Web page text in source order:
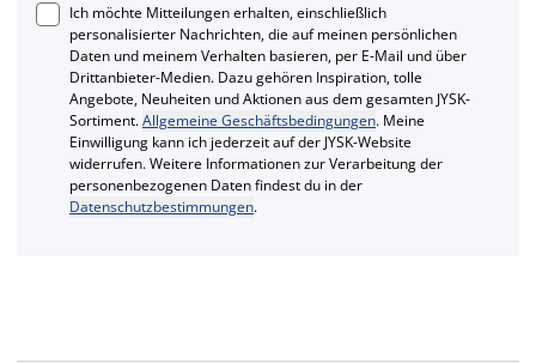
Ich möchte Mitteilungen erhalten, einschließlich
personalisierter Nachrichten, die auf meinen persönlichen
Daten und meinem Verhalten basieren, per E-Mail und über
Drittanbieter-Medien. Dazu gehören Inspiration, tolle
Angebote, Neuheiten und Aktionen aus dem gesamten JYSK-
Sortiment.Allgemeine Geschäftsbedingungen. Meine
Einwilligung kann ich jederzeit auf der JYSK-Website
widerrufen. Weitere Informationen zur Verarbeitung der
personenbezogenen Daten findest du in der
Datenschutzbestimmungen.